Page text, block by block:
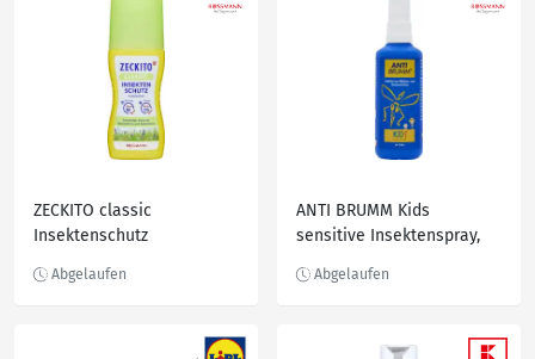
ZECKITO classic
Insektenschutz
ANTI BRUMM Kids
sensitive Insektenspray,